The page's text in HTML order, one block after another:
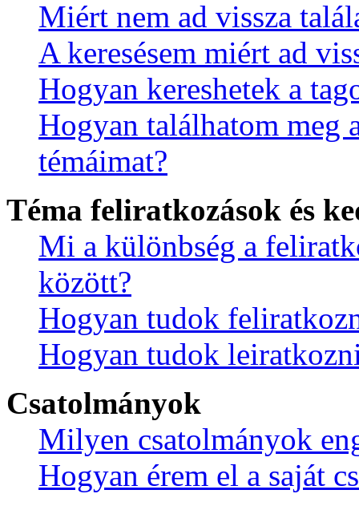
Miért nem ad vissza
A keresésem miért ad
Hogyan kereshetek a
Hogyan találhatom meg
témáimat?
Téma feliratkozások és
Mi a különbség a
között?
Hogyan tudok
Hogyan tudok
Csatolmányok
Milyen csatolmányok
Hogyan érem el a saját